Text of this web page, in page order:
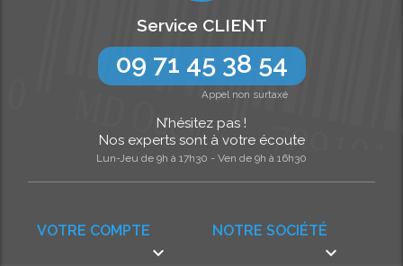
NOTRE SOCIÉTÉ

VOTRE COMPTE

Service CLIENT
09 71 45 38 54
Appel non surtaxé
N’hésitez pas !
Nos experts sont à votre écoute
Lun-Jeu de 9h à 17h30 - Ven de 9h à 16h30